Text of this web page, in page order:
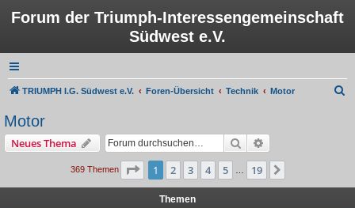
Forum der Triumph-Interessengemeinschaft
Südwest e.V.
TRIUMPH I.G. Südwest e.V. Foren-Übersicht Technik Motor
Motor
Neues Thema Suche
369 Themen Seite 1von 19
1 2 3 4 5 19
Themen